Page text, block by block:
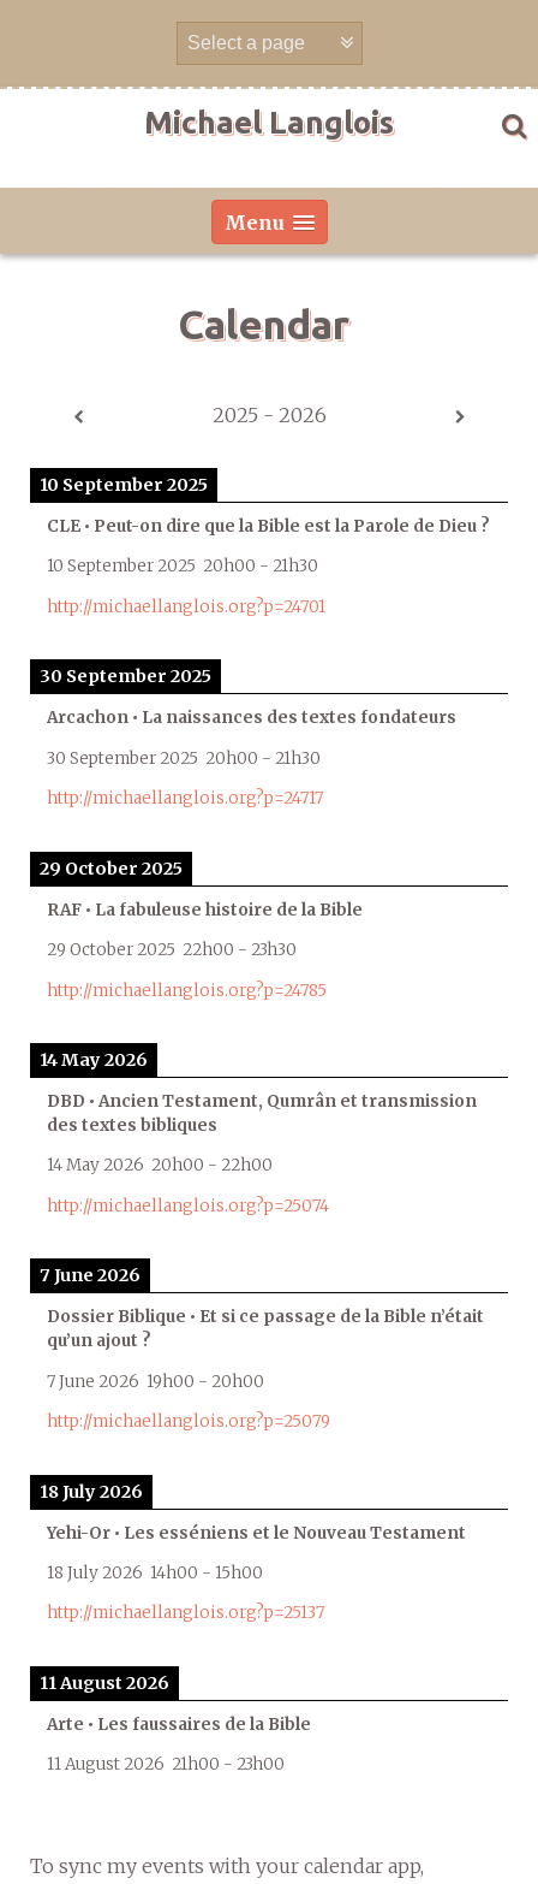
Michael Langlois
Menu
Calendar
2025 - 2026
10 September 2025
CLE • Peut-on dire que la Bible est la Parole de Dieu ?
10 September 2025 20h00 - 21h30
http://michaellanglois.org?p=24701
30 September 2025
Arcachon • La naissances des textes fondateurs
30 September 2025 20h00 - 21h30
http://michaellanglois.org?p=24717
29 October 2025
RAF • La fabuleuse histoire de la Bible
29 October 2025 22h00 - 23h30
http://michaellanglois.org?p=24785
14 May 2026
DBD • Ancien Testament, Qumrân et transmission
des textes bibliques
14 May 2026 20h00 - 22h00
http://michaellanglois.org?p=25074
7 June 2026
Dossier Biblique • Et si ce passage de la Bible n’était
qu’un ajout ?
7 June 2026 19h00 - 20h00
http://michaellanglois.org?p=25079
18 July 2026
Yehi-Or • Les esséniens et le Nouveau Testament
18 July 2026 14h00 - 15h00
http://michaellanglois.org?p=25137
11 August 2026
Arte • Les faussaires de la Bible
11 August 2026 21h00 - 23h00
To sync my events with your calendar app,